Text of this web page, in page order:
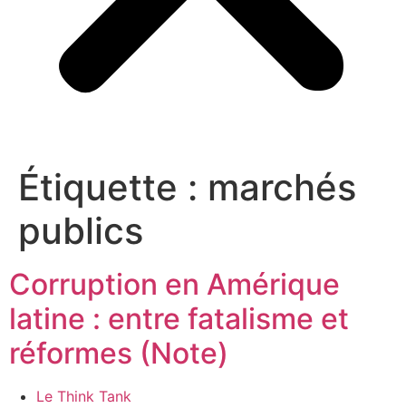
Étiquette : marchés
publics
Corruption en Amérique
latine : entre fatalisme et
réformes (Note)
Le Think Tank